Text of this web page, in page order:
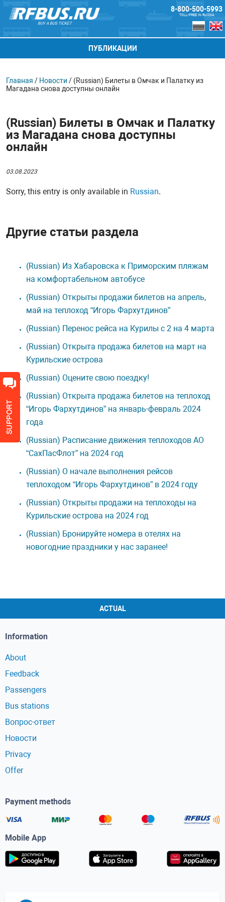
BUY A BUS TICKET
8-800-500-5993
TOLL-FREE IN RUSSIA
ПУБЛИКАЦИИ
Главная / Новости / (Russian) Билеты в Омчак и Палатку из
Магадана снова доступны онлайн
(Russian) Билеты в Омчак и Палатку
из Магадана снова доступны
онлайн
03.08.2023
Sorry, this entry is only available in Russian.
Другие статьи раздела
(Russian) Из Хабаровска к Приморским пляжам
на комфортабельном автобусе
(Russian) Открыты продажи билетов на апрель,
май на теплоход “Игорь Фархутдинов”
(Russian) Перенос рейса на Курилы с 2 на 4 марта
(Russian) Открыта продажа билетов на март на
Курильские острова
(Russian) Оцените свою поездку!
(Russian) Открыта продажа билетов на теплоход
“Игорь Фархутдинов” на январь-февраль 2024
года
(Russian) Расписание движения теплоходов АО
“СахПасФлот” на 2024 год
(Russian) О начале выполнения рейсов
теплоходом “Игорь Фархутдинов” в 2024 году
(Russian) Открыты продажи на теплоходы на
Курильские острова на 2024 год
(Russian) Бронируйте номера в отелях на
новогодние праздники у нас заранее!
ACTUAL
Information
About
Feedback
Passengers
Bus stations
Вопрос-ответ
Новости
Privacy
Offer
Payment methods
Mobile App